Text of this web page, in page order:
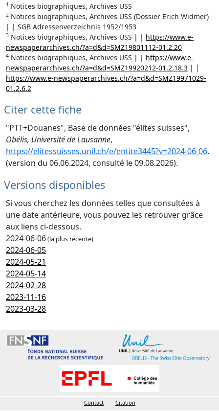
1 Notices biographiques, Archives USS
2 Notices biographiques, Archives USS (Dossier Erich Widmer)
| | SGB Adressenverzeichnis 1952/1953
3 Notices biographiques, Archives USS | | https://www.e-
newspaperarchives.ch/?a=d&d=SMZ19801112-01.2.20
4 Notices biographiques, Archives USS | | https://www.e-
newspaperarchives.ch/?a=d&d=SMZ19920212-01.2.18.3 | |
https://www.e-newspaperarchives.ch/?a=d&d=SMZ19971029-
01.2.6.2
Citer cette fiche
"PTT+Douanes", Base de données "élites suisses",
Obélis, Université de Lausanne,
https://elitessuisses.unil.ch/e/entite3445?v=2024-06-06.
(version du 06.06.2024, consulté le 09.08.2026).
Versions disponibles
Si vous cherchez les données telles que consultées à
une date antérieure, vous pouvez les retrouver grâce
aux liens ci-dessous.
2024-06-06(la plus récente)
2024-06-05
2024-05-21
2024-05-14
2024-02-28
2023-11-16
2023-03-28
Contact
Citation